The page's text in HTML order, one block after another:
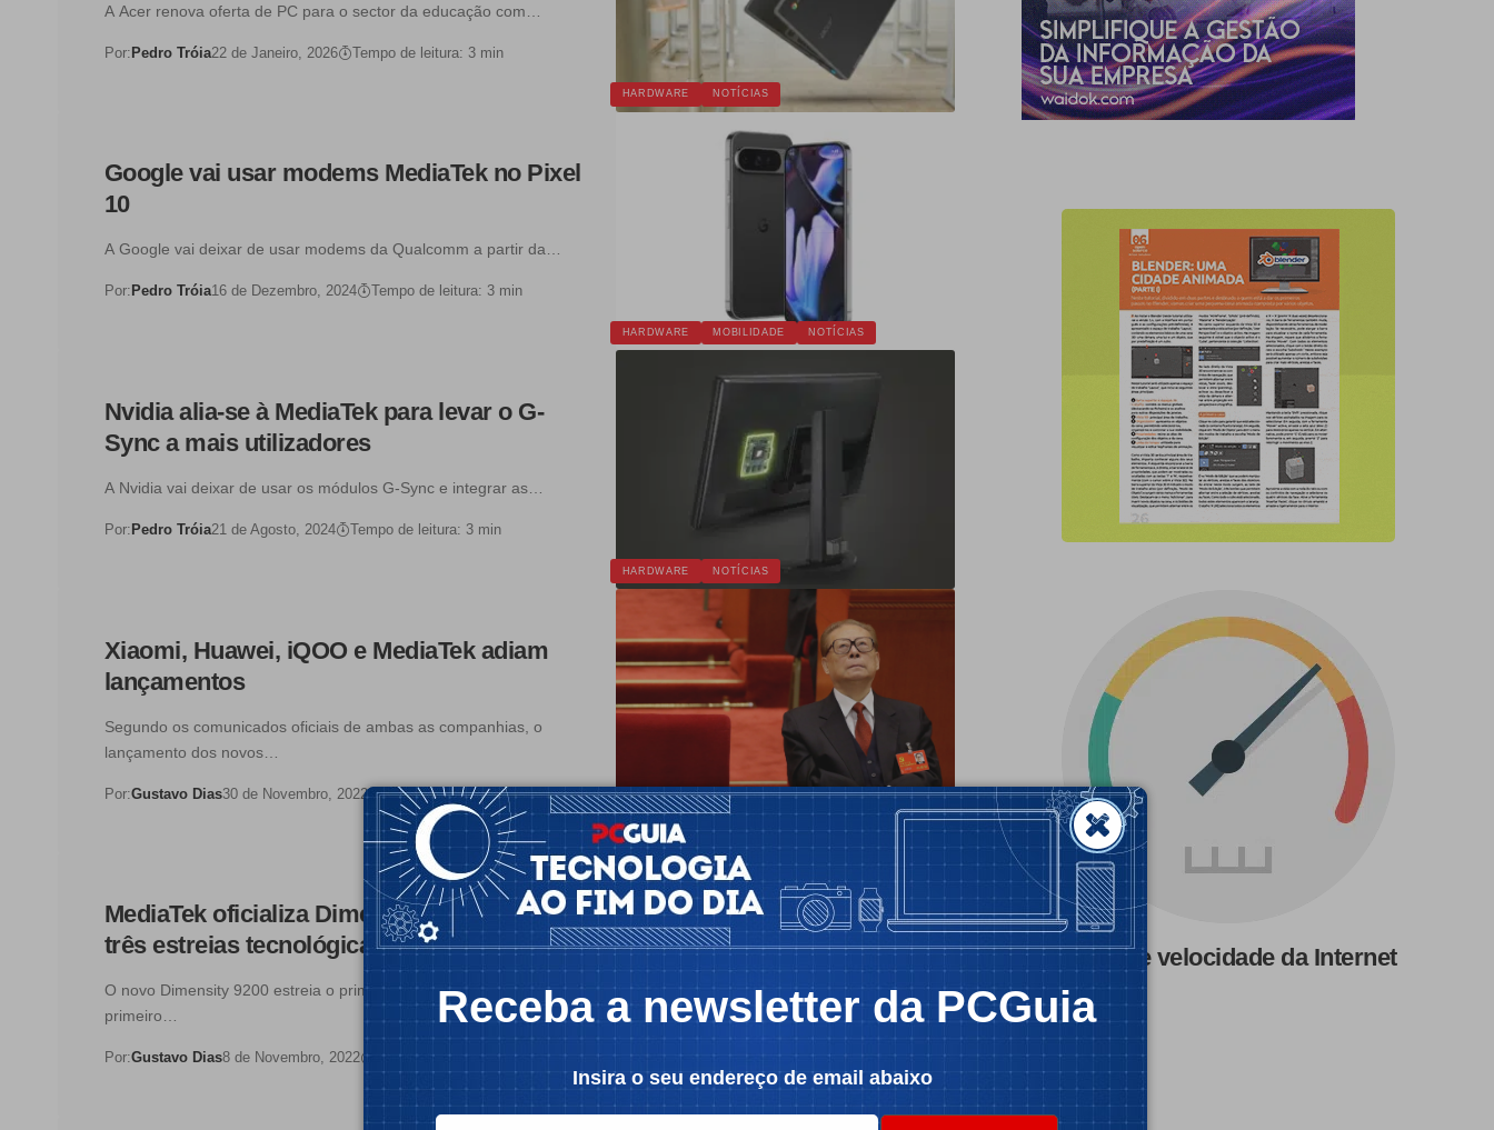
HARDWARE NOTÍCIAS
A Acer renova oferta de PC para o sector da educação com…
Por: Pedro Tróia22 de Janeiro, 2026 Tempo de leitura: 3 min
HARDWARE MOBILIDADE NOTÍCIAS
Google vai usar modems MediaTek no Pixel
10
A Google vai deixar de usar modems da Qualcomm a partir da…
Por: Pedro Tróia16 de Dezembro, 2024 Tempo de leitura: 3 min
HARDWARE NOTÍCIAS
Nvidia alia-se à MediaTek para levar o G-
Sync a mais utilizadores
A Nvidia vai deixar de usar os módulos G-Sync e integrar as…
Por: Pedro Tróia21 de Agosto, 2024 Tempo de leitura: 3 min
NOTÍCIAS
Xiaomi, Huawei, iQOO e MediaTek adiam
lançamentos
Segundo os comunicados oficiais de ambas as companhias, o
lançamento dos novos…
Por:Gustavo Dias30 de Novembro, 2022 Tempo de leitura: 1 min
MediaTek oficializa Dimensity 9200 com
três estreias tecnológicas
O novo Dimensity 9200 estreia o primeiro núcleo ARM Cortex-X3, o
primeiro…
Por:Gustavo Dias8 de Novembro, 2022 Tempo de leitura: 2 min
Teste de velocidade da Internet
Receba a newsletter da PCGuia
Insira o seu endereço de email abaixo